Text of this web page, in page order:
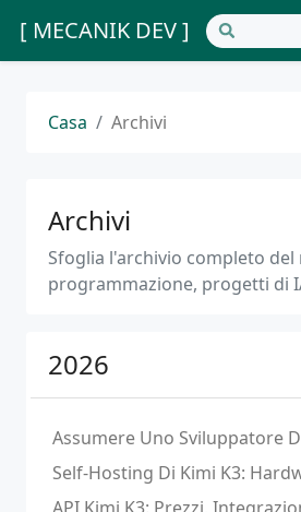
[ MECANIK DEV ]
Casa Archivi
Archivi
Sfoglia l'archivio completo
programmazione, progetti di
2026
Assumere Uno Sviluppatore
Self-Hosting Di Kimi K3: